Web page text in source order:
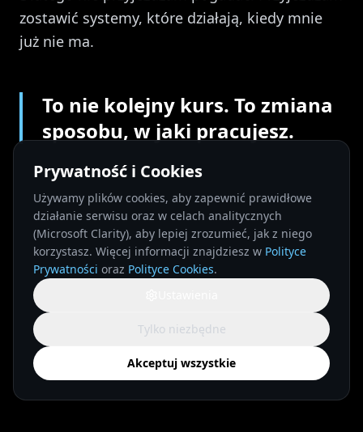
zostawić systemy, które działają, kiedy mnie
już nie ma.
To nie kolejny kurs. To zmiana
sposobu, w jaki pracujesz.
Prywatność i Cookies
Używamy plików cookies, aby zapewnić prawidłowe
działanie serwisu oraz w celach analitycznych
(Microsoft Clarity), aby lepiej zrozumieć, jak z niego
korzystasz. Więcej informacji znajdziesz w Polityce
Prywatności oraz Polityce Cookies.
Tylko niezbędne
Akceptuj wszystkie